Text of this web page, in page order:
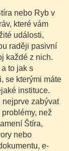
nebo Ryb v
které vám
události,
raději pasivní
každé z nich.
to jak s
se kterými máte
instituce.
nejprve zabývat
než
Štíra,
nebo
e-